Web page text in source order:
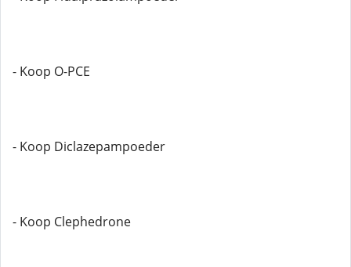
- Koop O-PCE
- Koop Diclazepampoeder
- Koop Clephedrone